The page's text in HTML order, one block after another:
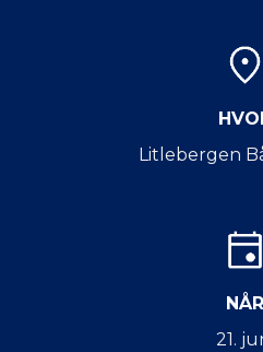
Litlebergen
NÅR
21.